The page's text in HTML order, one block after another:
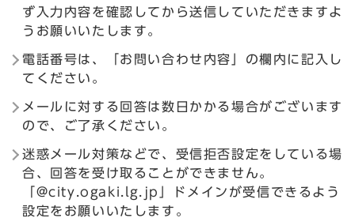
ず入力内容を確認してから送信していただきますよ
うお願いいたします。
電話番号は、「お問い合わせ内容」の欄内に記入し
てください。
メールに対する回答は数日かかる場合がございます
ので、ご了承ください。
迷惑メール対策などで、受信拒否設定をしている場
合、回答を受け取ることができません。
「@city.ogaki.lg.jp」ドメインが受信できるよう
設定をお願いいたします。